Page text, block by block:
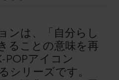
ンは、「自分らし
ることの意味を再
POPアイコン
シリーズです。